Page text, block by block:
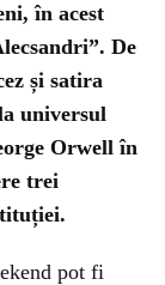
în acest
De
și satira
universul
Orwell în
trei
pot fi